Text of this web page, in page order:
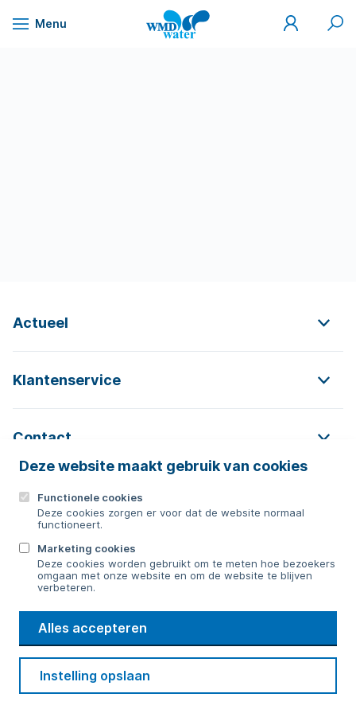
Naar
Deze website maakt gebruik van cookies
Functionele cookies
Deze cookies zorgen er voor dat de website normaal
functioneert.
Marketing cookies
Deze cookies worden gebruikt om te meten hoe bezoekers
omgaan met onze website en om de website te blijven
verbeteren.
Alles accepteren
Instelling opslaan
Menu
WMD
Drinkwater
Mijn
WMD
Zoek
Actueel
Klantenservice
Contact
Contact
Bericht sturen
WMD
Drinkwater
Cookie voorkeuren
Privacy Disclaimer